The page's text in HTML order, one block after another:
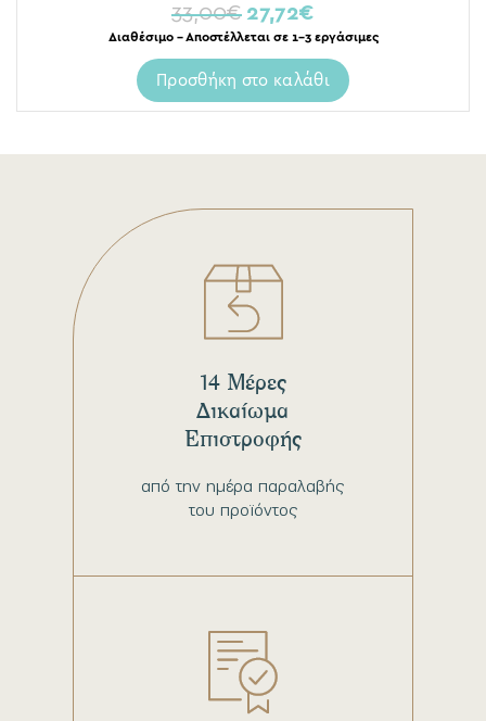
33,00€ 27,72€
Διαθέσιμο – Αποστέλλεται σε 1-3 εργάσιμες
Προσθήκη στο καλάθι
από την ημέρα παραλαβής
του προϊόντος
14 Μέρες
Δικαίωμα
Επιστροφής